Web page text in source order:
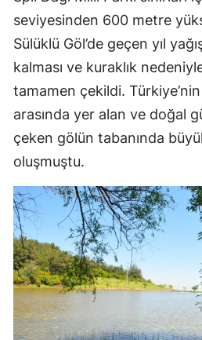
seviyesinden 600 metre
Sülüklü Göl’de geçen yıl
kalması ve kuraklık
tamamen çekildi.
arasında yer alan ve doğal
çeken gölün tabanında
oluşmuştu.